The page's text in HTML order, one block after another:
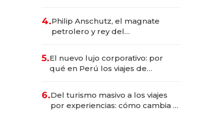
4.Philip Anschutz, el magnate
petrolero y rey del
Fénix
5.El nuevo lujo corporativo: por
qué en Perú los viajes de
transformadoras
6.Del turismo masivo a los viajes
por experiencias: cómo cambia el